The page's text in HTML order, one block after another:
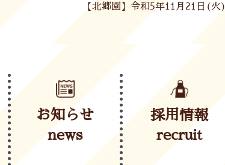
【北郷園】令和5年11月21日(火)
お知らせ
news
採用情報
recruit